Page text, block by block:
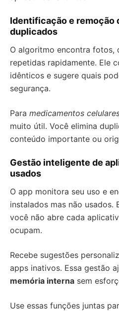
Identificação e remoção
duplicados
O algoritmo encontra fotos,
repetidas rapidamente. Ele
idênticos e sugere quais
segurança.
Para medicamentos
muito útil. Você elimina
conteúdo importante ou
Gestão inteligente de
usados
O app monitora seu uso e
instalados mas não usados.
você não abre cada
ocupam.
Recebe sugestões
apps inativos. Essa gestão
memória interna sem
Use essas funções juntas